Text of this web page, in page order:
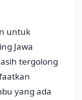
untuk
Jawa
tergolong
yang ada